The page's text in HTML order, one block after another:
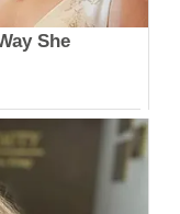
She